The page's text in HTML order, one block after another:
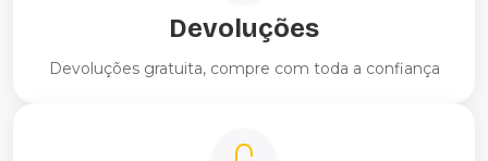
Devoluções
Devoluções gratuita, compre com toda a confiança